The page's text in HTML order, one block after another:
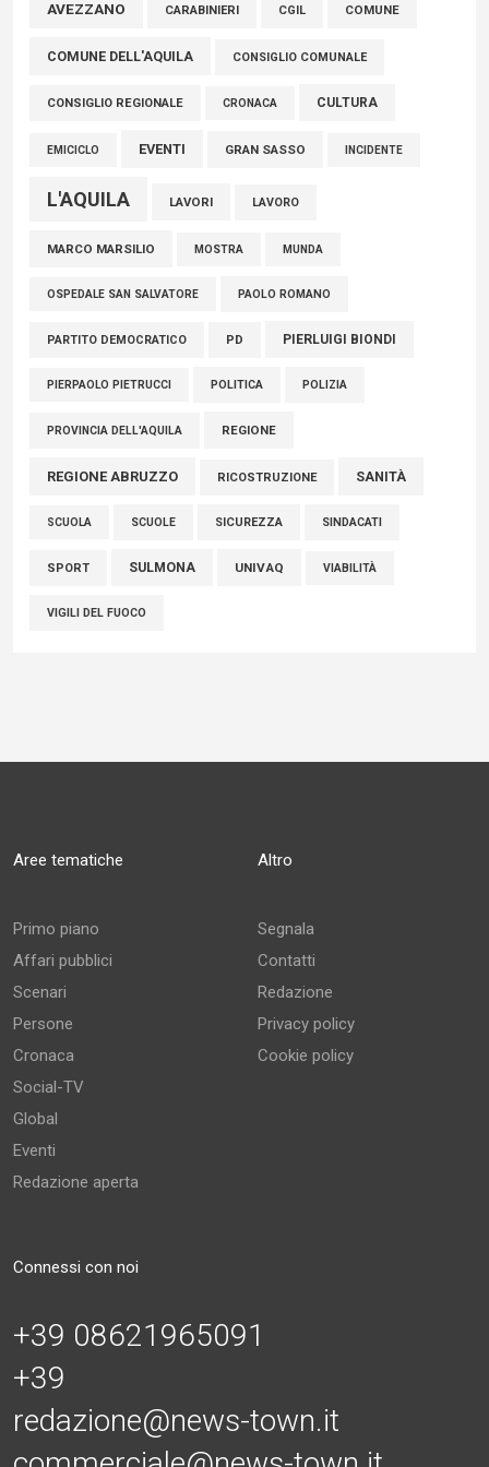
Marcinelle, Verrecchia (FdI): "Un minuto di raccoglimento in
connazionali tra cui molti abruzzesi"
06 Agosto 2026
AVEZZANO CARABINIERI CGIL COMUNE
COMUNE DELL'AQUILA CONSIGLIO COMUNALE
CONSIGLIO REGIONALE CRONACA CULTURA
EMICICLO EVENTI GRAN SASSO INCIDENTE
L'AQUILA LAVORI LAVORO
MARCO MARSILIO MOSTRA MUNDA
OSPEDALE SAN SALVATORE PAOLO ROMANO
PARTITO DEMOCRATICO PD PIERLUIGI BIONDI
PIERPAOLO PIETRUCCI POLITICA POLIZIA
PROVINCIA DELL'AQUILA REGIONE
REGIONE ABRUZZO RICOSTRUZIONE SANITÀ
SCUOLA SCUOLE SICUREZZA SINDACATI
SPORT SULMONA UNIVAQ VIABILITÀ
VIGILI DEL FUOCO
Aree tematiche
Primo piano
Affari pubblici
Scenari
Persone
Cronaca
Social-TV
Global
Eventi
Redazione aperta
Altro
Segnala
Contatti
Redazione
Privacy policy
Cookie policy
Connessi con noi
+39 08621965091
+39
redazione@news-town.it